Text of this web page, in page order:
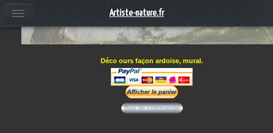
Déco ours façon ardoise, mural.
Bon de commande
Artiste-nature.fr